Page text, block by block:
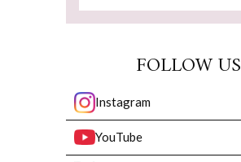
FOLLOW US
Instagram
YouTube